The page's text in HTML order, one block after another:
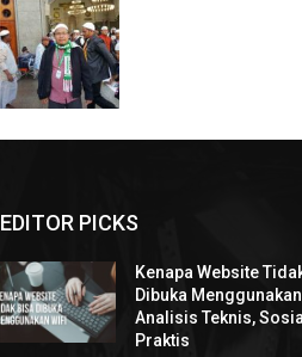
EDITOR PICKS
Kenapa Website
Dibuka
Analisis Teknis,
Praktis